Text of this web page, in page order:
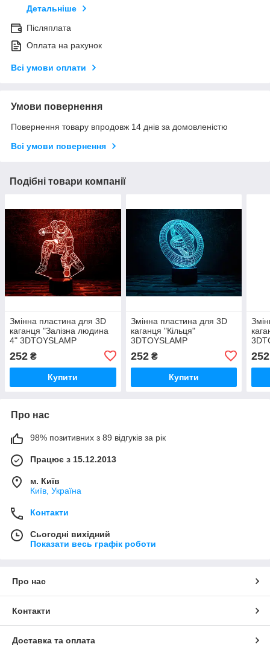
Детальніше
Післяплата
Оплата на рахунок
Всі умови оплати
Умови повернення
Повернення товару впродовж 14 днів за домовленістю
Всі умови повернення
Подібні товари компанії
Змінна пластина для 3D
каганця "Залізна людина
4" 3DTOYSLAMP
252 ₴
Купити
Змінна пластина для 3D
каганця "Кільця"
3DTOYSLAMP
252₴
Купити
252
Про нас
98% позитивних з 89 відгуків за рік
Працює з 15.12.2013
м. Київ
Київ, Україна
Контакти
Сьогодні вихідний
Показати весь графік роботи
Про нас
Контакти
Доставка та оплата